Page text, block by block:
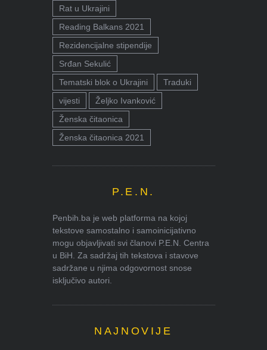
Rat u Ukrajini
Reading Balkans 2021
Rezidencijalne stipendije
Srđan Sekulić
Tematski blok o Ukrajini
Traduki
vijesti
Željko Ivanković
Ženska čitaonica
Ženska čitaonica 2021
P.E.N.
Penbih.ba je web platforma na kojoj
tekstove samostalno i samoinicijativno
mogu objavljivati svi članovi P.E.N. Centra
u BiH. Za sadržaj tih tekstova i stavove
sadržane u njima odgovornost snose
isključivo autori.
NAJNOVIJE